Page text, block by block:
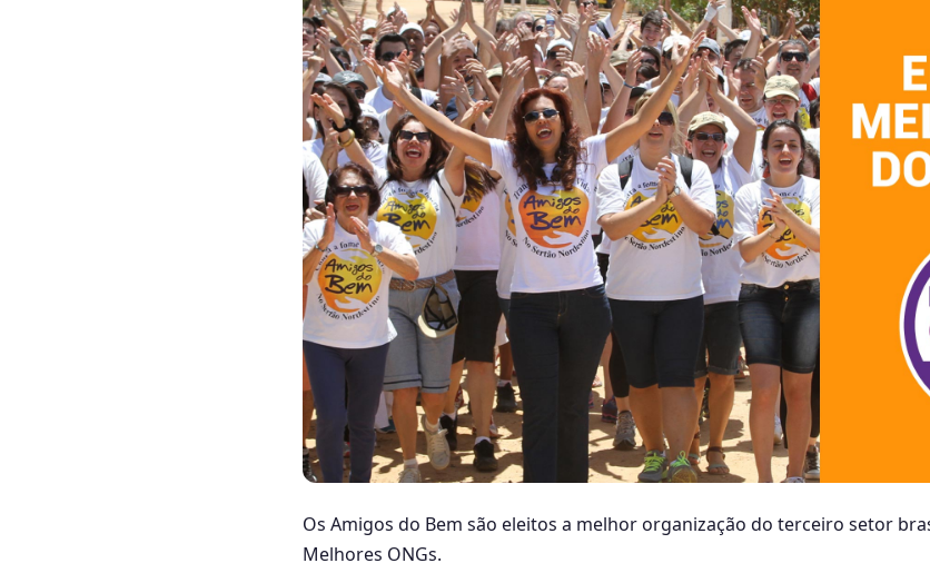
Os Amigos do Bem são eleitos a melhor organização do terceiro setor
Melhores ONGs.